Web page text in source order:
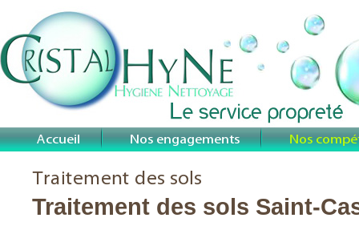
Traitement des sols Saint-